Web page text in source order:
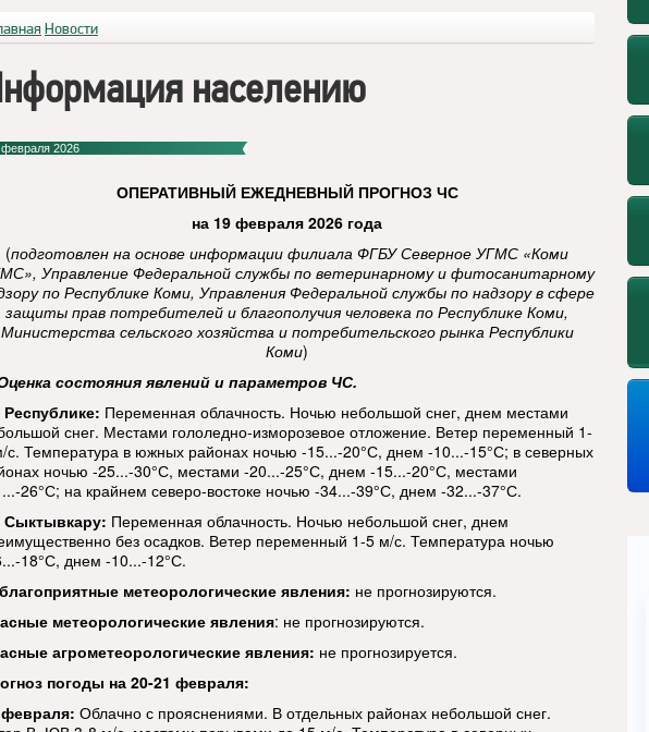
Новости
населению
февраля 2026
ОПЕРАТИВНЫЙ ЕЖЕДНЕВНЫЙ ПРОГНОЗ ЧС
на 19 февраля 2026 года
(подготовлен на основе информации филиала ФГБУ Северное УГМС «Коми
Управление Федеральной службы по ветеринарному и фитосанитарному
по Республике Коми, Управления Федеральной службы по надзору в сфере
защиты прав потребителей и благополучия человека по Республике Коми,
Министерства сельского хозяйства и потребительского рынка Республики
Коми)
состояния явлений и параметров ЧС.
Переменная облачность. Ночью небольшой снег, днем местами
снег. Местами гололедно-изморозевое отложение. Ветер переменный 1-
с. Температура в южных районах ночью -15...-20°С, днем -10...-15°С; в северных
ночью -25...-30°С, местами -20...-25°С, днем -15...-20°С, местами
26°С; на крайнем северо-востоке ночью -34...-39°С, днем -32...-37°С.
Сыктывкару: Переменная облачность. Ночью небольшой снег, днем
без осадков. Ветер переменный 1-5 м/с. Температура ночью
18°С, днем -10...-12°С.
метеорологические явления: не прогнозируются.
метеорологическиеявления: не прогнозируются.
агрометеорологические явления: не прогнозируется.
погоды на 20-21 февраля:
Облачно с прояснениями. В отдельных районах небольшой снег.